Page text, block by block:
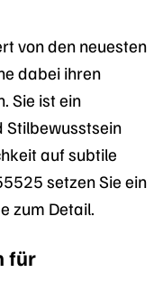
von den neuesten
dabei ihren
Sie ist ein
Stilbewusstsein
auf subtile
setzen Sie ein
zum Detail.
für